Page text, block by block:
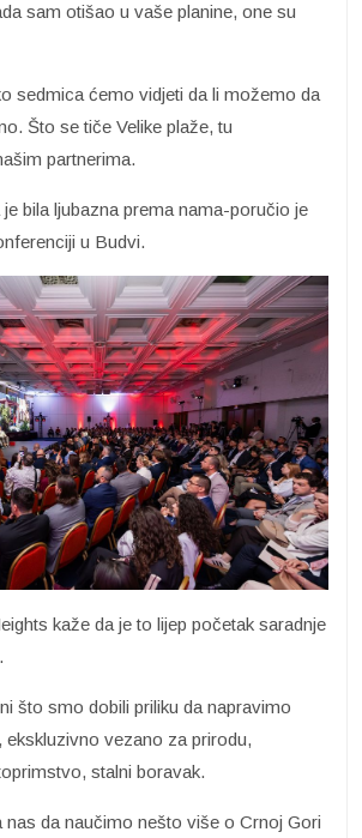
sam otišao u vaše planine, one su
sedmica ćemo vidjeti da li možemo da
Što se tiče Velike plaže, tu
partnerima.
bila ljubazna prema nama-poručio je
u Budvi.
kaže da je to lijep početak saradnje
što smo dobili priliku da napravimo
ekskluzivno vezano za prirodu,
stalni boravak.
nas da naučimo nešto više o Crnoj Gori